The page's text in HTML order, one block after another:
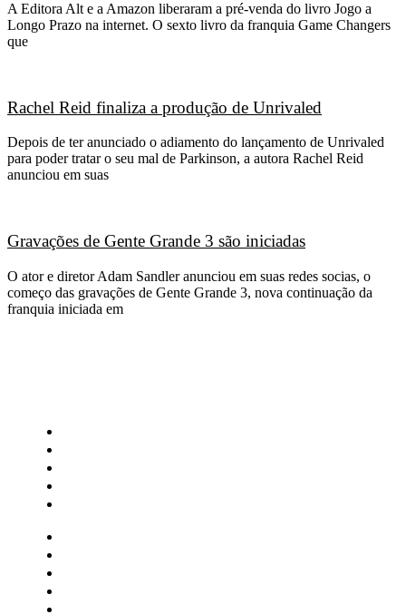
A Editora Alt e a Amazon liberaram a pré-venda do livro Jogo a
Longo Prazo na internet. O sexto livro da franquia Game Changers
que
Rachel Reid finaliza a produção de Unrivaled
Depois de ter anunciado o adiamento do lançamento de Unrivaled
para poder tratar o seu mal de Parkinson, a autora Rachel Reid
anunciou em suas
Gravações de Gente Grande 3 são iniciadas
O ator e diretor Adam Sandler anunciou em suas redes socias, o
começo das gravações de Gente Grande 3, nova continuação da
franquia iniciada em